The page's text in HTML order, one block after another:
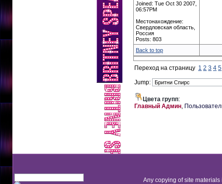
Joined: Tue Oct 30 2007,
06:57PM
Местонахождение:
Свердловская область,
Россия
Posts: 803
Back to top
Переход на страницу 1 2 3 4 5
Jump:
Цвета групп:
Главный Админ,
Any copying of site